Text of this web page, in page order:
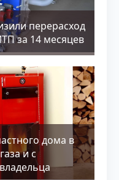
перерасход
за 14 месяцев
дома в
и с